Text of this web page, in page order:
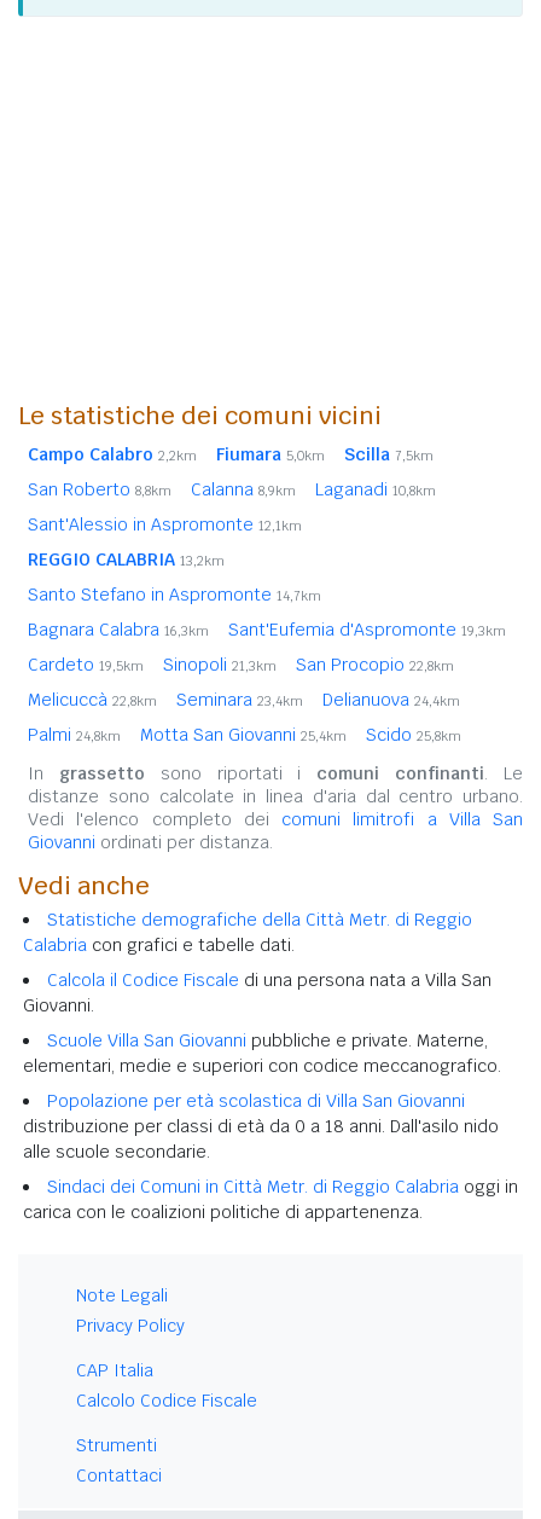
Le statistiche dei comuni vicini
Campo Calabro 2,2km Fiumara 5,0km Scilla 7,5km
San Roberto 8,8km Calanna 8,9km Laganadi 10,8km
Sant'Alessio in Aspromonte 12,1km
REGGIO CALABRIA 13,2km
Santo Stefano in Aspromonte 14,7km
Bagnara Calabra 16,3km Sant'Eufemia d'Aspromonte 19,3km
Cardeto 19,5km Sinopoli 21,3km San Procopio 22,8km
Melicuccà 22,8km Seminara 23,4km Delianuova 24,4km
Palmi 24,8km Motta San Giovanni 25,4km Scido 25,8km
In grassetto sono riportati i comuni confinanti. Le
distanze sono calcolate in linea d'aria dal centro urbano.
Vedi l'elenco completo dei comuni limitrofi a Villa San
Giovanni ordinati per distanza.
Vedi anche
Statistiche demografiche della Città Metr. di Reggio
Calabria con grafici e tabelle dati.
Calcola il Codice Fiscale di una persona nata a Villa San
Giovanni.
Scuole Villa San Giovanni pubbliche e private. Materne,
elementari, medie e superiori con codice meccanografico.
Popolazione per età scolastica di Villa San Giovanni
distribuzione per classi di età da 0 a 18 anni. Dall'asilo nido
alle scuole secondarie.
Sindaci dei Comuni in Città Metr. di Reggio Calabria oggi in
carica con le coalizioni politiche di appartenenza.
Note Legali
Privacy Policy
CAP Italia
Calcolo Codice Fiscale
Strumenti
Contattaci